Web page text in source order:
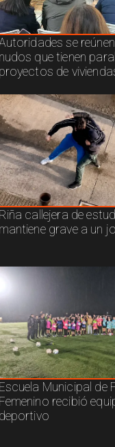
se
nudos que tienen
proyectos de
Riña callejera de
mantiene grave a un
Escuela Municipal de
Femenino recibió
deportivo